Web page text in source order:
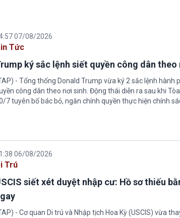
07/08/2026
Tức
ký sắc lệnh siết quyền công dân theo
- Tổng thống Donald Trump vừa ký 2 sắc lệnh hành
công dân theo nơi sinh. Động thái diễn ra sau khi
7 tuyên bố bác bỏ, ngăn chính quyền thực hiện chính
06/08/2026
Trú
siết xét duyệt nhập cư: Hồ sơ thiếu
- Cơ quan Di trú và Nhập tịch Hoa Kỳ (USCIS) vừa